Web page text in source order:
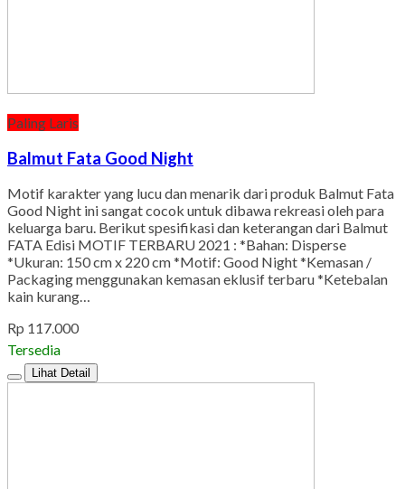
Paling Laris
Balmut Fata Good Night
Motif karakter yang lucu dan menarik dari produk Balmut Fata
Good Night ini sangat cocok untuk dibawa rekreasi oleh para
keluarga baru. Berikut spesifikasi dan keterangan dari Balmut
FATA Edisi MOTIF TERBARU 2021 : *Bahan: Disperse
*Ukuran: 150 cm x 220 cm *Motif: Good Night *Kemasan /
Packaging menggunakan kemasan eklusif terbaru *Ketebalan
kain kurang…
Rp 117.000
Tersedia
Lihat Detail